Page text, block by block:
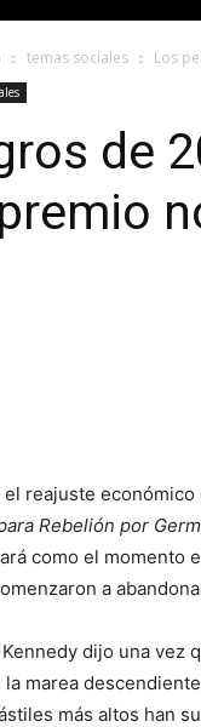
temas sociales Los
de
el reajuste
Rebelión por
como el
a
dijo una vez
marea
más altos han